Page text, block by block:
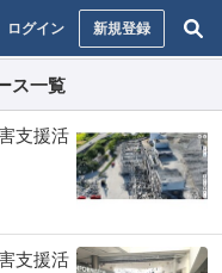
ログイン 新規登録
ス一覧
支援活
支援活